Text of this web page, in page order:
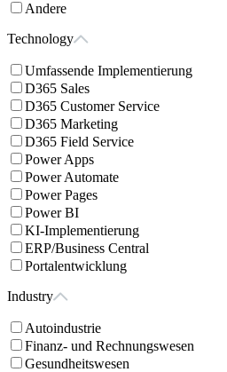
Andere
Technology
Umfassende Implementierung
D365 Sales
D365 Customer Service
D365 Marketing
D365 Field Service
Power Apps
Power Automate
Power Pages
Power BI
KI-Implementierung
ERP/Business Central
Portalentwicklung
Industry
Autoindustrie
Finanz- und Rechnungswesen
Gesundheitswesen